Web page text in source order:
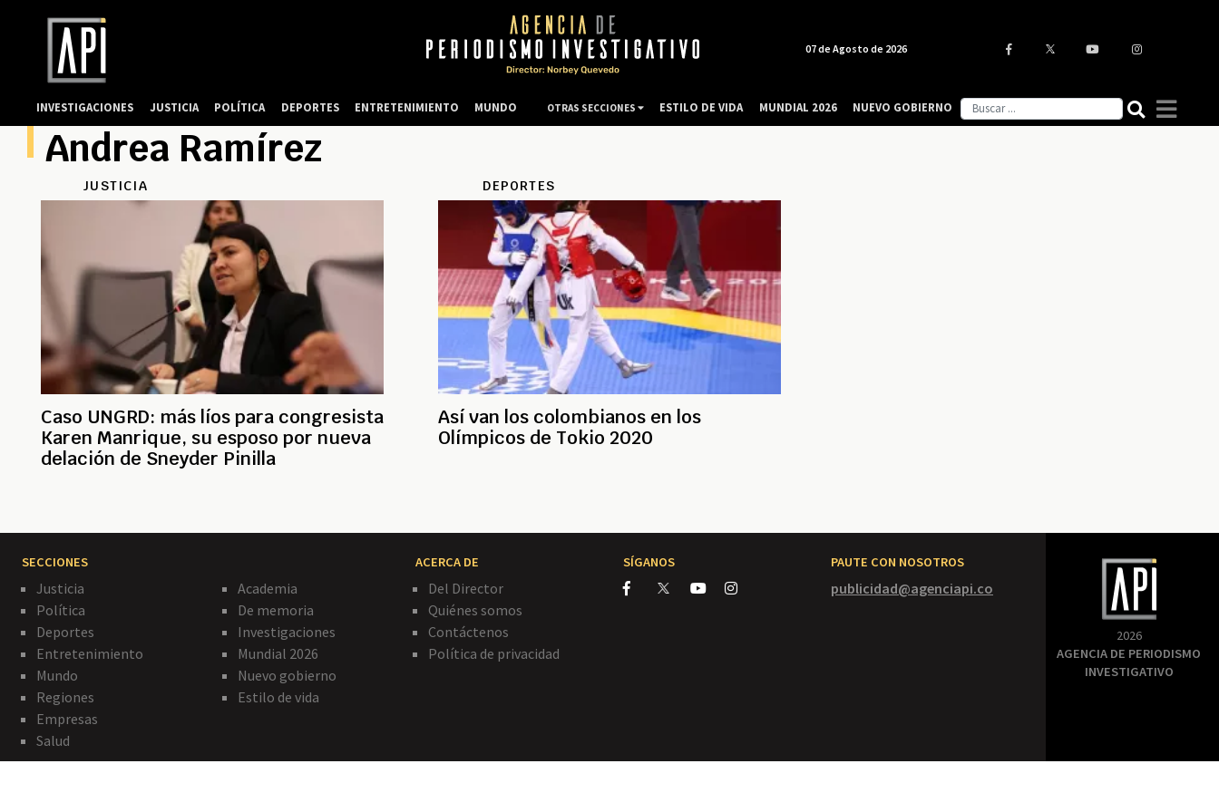
Andrea Ramírez
JUSTICIA
Caso UNGRD: más líos para congresista
Karen Manrique, su esposo por nueva
delación de Sneyder Pinilla
DEPORTES
Así van los colombianos en los
Olímpicos de Tokio 2020
SECCIONES
Justicia
Política
Deportes
Entretenimiento
Mundo
Regiones
Empresas
Salud
Academia
De memoria
Investigaciones
Mundial 2026
Nuevo gobierno
Estilo de vida
ACERCA DE
Del Director
Quiénes somos
Contáctenos
Política de privacidad
SÍGANOS PAUTE CON NOSOTROS
publicidad@agenciapi.co
2026
AGENCIA DE PERIODISMO
INVESTIGATIVO
07 de Agosto de 2026
INVESTIGACIONES JUSTICIA POLÍTICA DEPORTES ENTRETENIMIENTO MUNDO OTRAS SECCIONES ESTILO DE VIDA MUNDIAL 2026 NUEVO GOBIERNO